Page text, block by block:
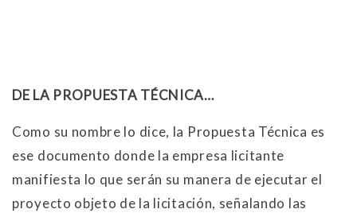
DE LA PROPUESTA TÉCNICA…
Como su nombre lo dice, la Propuesta Técnica es
ese documento donde la empresa licitante
manifiesta lo que serán su manera de ejecutar el
proyecto objeto de la licitación, señalando las